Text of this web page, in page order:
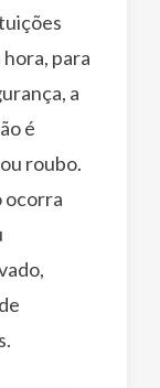
para
a
é
roubo.
ocorra